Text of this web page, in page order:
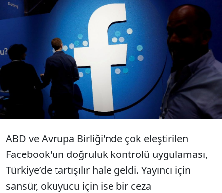
Uzun süredir kullanıcılarının kişisel bilgilerine
erişebildiği iddiasıyla etik tartışmalarının
odağında olan sosyal medya platformu Facebook,
sansüre başladı. SÖZCÜ gazetesinin 3 milyon 675
bin kişinin takip ettiği hesabından yapılan
paylaşımlara sınırlama getiren Facebook,
kullanıcıların doğru ve tarafsız haberlere erişimini
engelliyor.
ABD ve Avrupa Birliği'nde çok eleştirilen
Facebook'un doğruluk kontrolü uygulaması,
Türkiye’de tartışılır hale geldi. Yayıncı için
sansür, okuyucu için ise bir ceza